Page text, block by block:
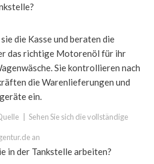
die Kasse und beraten die
das richtige Motorenöl für ihr
Sie kontrollieren nach
die Warenlieferungen und
ein.
Sehen Sie sich die vollständige
an
in der Tankstelle arbeiten?